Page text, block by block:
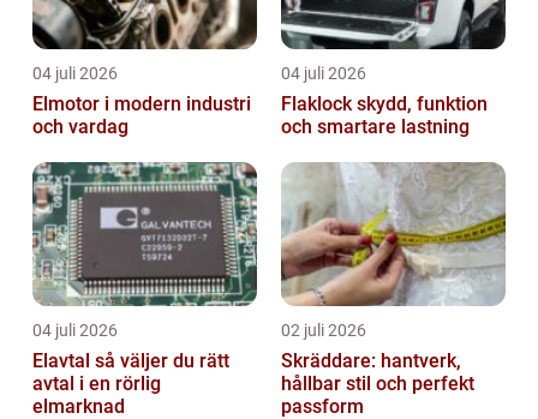
04 juli 2026
Elmotor i modern industri
och vardag
04 juli 2026
Flaklock skydd, funktion
och smartare lastning
04 juli 2026
Elavtal så väljer du rätt
avtal i en rörlig
elmarknad
02 juli 2026
Skräddare: hantverk,
hållbar stil och perfekt
passform